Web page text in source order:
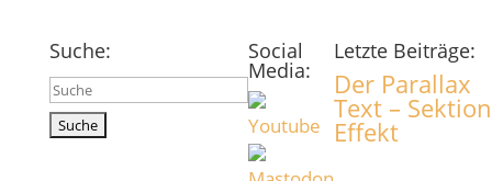
Suche:
Suchen
nach:
Social
Media:
Letzte Beiträge:
Der Parallax
Text – Sektion
Effekt